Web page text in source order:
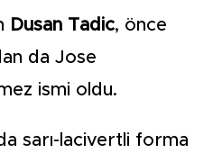
Dusan Tadic, önce
da Jose
ismi oldu.
sarı-lacivertli forma